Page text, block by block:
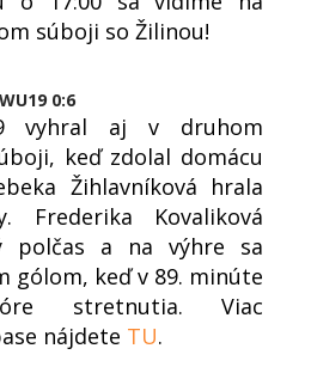
súboji so Žilinou!
0:6
vyhral aj v druhom
keď zdolal domácu
Žihlavníková hrala
Frederika Kovaliková
polčas a na výhre sa
gólom, keď v 89. minúte
stretnutia. Viac
nájdete TU.